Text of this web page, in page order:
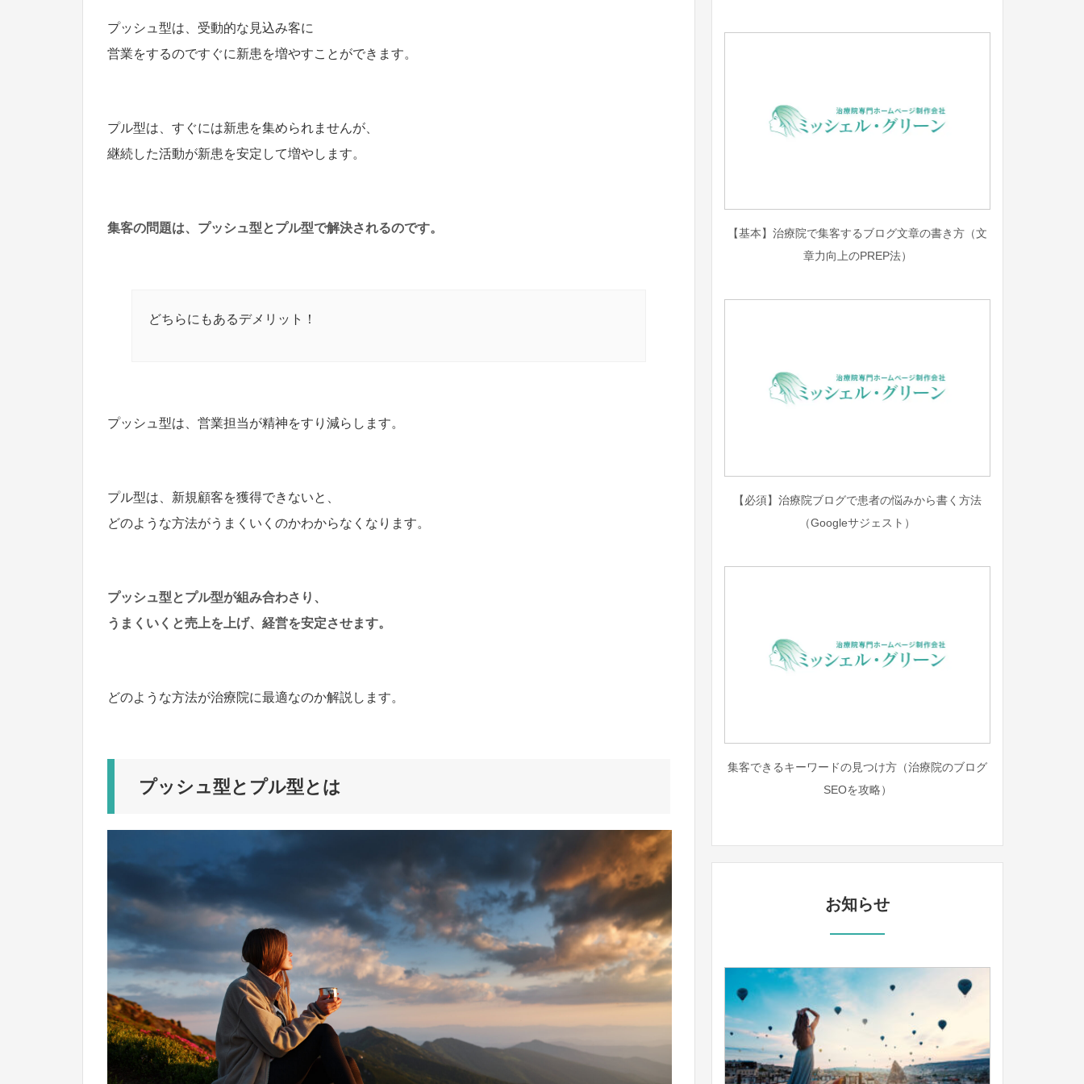
プッシュ型は、受動的な見込み客に
営業をするのですぐに新患を増やすことができます。
プル型は、すぐには新患を集められませんが、
継続した活動が新患を安定して増やします。
集客の問題は、プッシュ型とプル型で解決されるのです。
どちらにもあるデメリット！
プッシュ型は、営業担当が精神をすり減らします。
プル型は、新規顧客を獲得できないと、
どのような方法がうまくいくのかわからなくなります。
プッシュ型とプル型が組み合わさり、
うまくいくと売上を上げ、経営を安定させます。
どのような方法が治療院に最適なのか解説します。
プッシュ型とプル型とは
【基本】治療院で集客するブログ文章の書き方（文
章力向上のPREP法）
【必須】治療院ブログで患者の悩みから書く方法
（Googleサジェスト）
集客できるキーワードの見つけ方（治療院のブログ
SEOを攻略）
お知らせ